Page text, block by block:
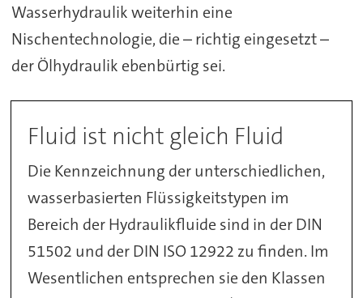
Wasserhydraulik weiterhin eine
Nischentechnologie, die – richtig eingesetzt –
der Ölhydraulik ebenbürtig sei.
Fluid ist nicht gleich Fluid
Die Kennzeichnung der unterschiedlichen,
wasserbasierten Flüssigkeitstypen im
Bereich der Hydraulikfluide sind in der DIN
51502 und der DIN ISO 12922 zu finden. Im
Wesentlichen entsprechen sie den Klassen